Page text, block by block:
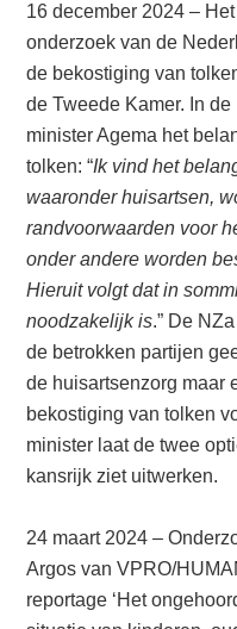
16 december 2024 –
onderzoek van de
de bekostiging van
de Tweede Kamer. In
minister Agema het
tolken: “Ik vind het
waaronder huisartsen,
randvoorwaarden voor
onder andere worden
Hieruit volgt dat in
noodzakelijk is.” De
de betrokken partijen
de huisartsenzorg maar
bekostiging van tolken
minister laat de twee
kansrijk ziet uitwerken.
24 maart 2024 –
Argos van VPRO/
reportage ‘Het